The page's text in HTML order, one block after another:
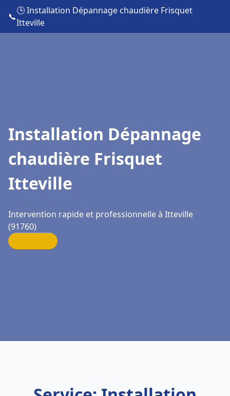
📞
🕒 Installation Dépannage chaudière Frisquet
Itteville
Installation Dépannage
chaudière Frisquet
Itteville
Intervention rapide et professionnelle à Itteville
(91760)